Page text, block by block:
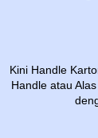
Kini Handle
Handle atau